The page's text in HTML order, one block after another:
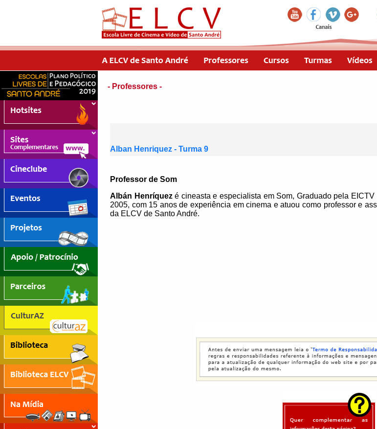
- Professores -
Alban Henriquez - Turma 9
Professor de Som
Albán Henríquezé cineasta e especialista em Som, Graduado pela
2005, com 15 anos de experiência em cinema e atuou como professor e
da ELCV de Santo André.